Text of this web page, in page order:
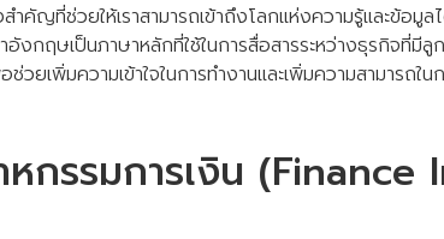
ำคัญที่ช่วยให้เราสามารถเข้าถึงโลกแห่งความรู้และข้
งกฤษเป็นภาษาหลักที่ใช้ในการสื่อสารระหว่างธุรกิจที่มี
วยเพิ่มความเข้าใจในการทำงานและเพิ่มความสามารถ
หกรรมการเงิน